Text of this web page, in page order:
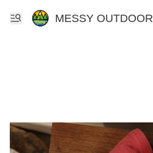
MESSY OUTDOOR